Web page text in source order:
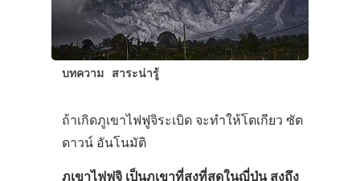
บทความ สาระน่ารู้
ถ้าเกิดภูเขาไฟฟูจิระเบิด จะทำให้โตเกียว ซัต
ดาวน์ อันโนมัติ
ภูเขาไฟฟูจิ เป็นภูเขาที่สูงที่สุดในญี่ปุ่น สูงถึง